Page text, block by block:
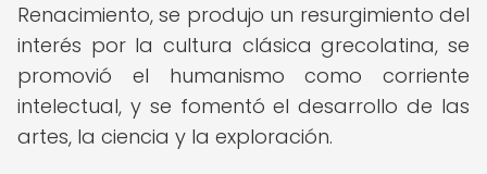
Renacimiento, se produjo un resurgimiento del
interés por la cultura clásica grecolatina, se
promovió el humanismo como corriente
intelectual, y se fomentó el desarrollo de las
artes, la ciencia y la exploración.